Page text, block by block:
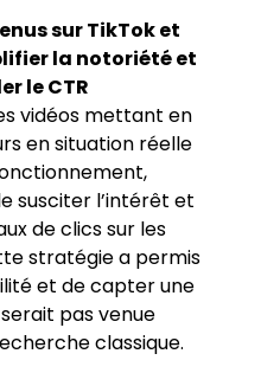
sur TikTok et
la notoriété et
le CTR
vidéos mettant en
en situation réelle
susciter l’intérêt et
de clics sur les
stratégie a permis
et de capter une
pas venue
classique.